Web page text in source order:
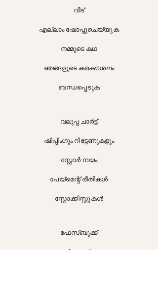
വീട്
എല്ലാം ഷോപ്പുചെയ്യുക
നമ്മുടെ കഥ
ഞങ്ങളുടെ കരകൗശലം
ബന്ധപ്പെടുക
വലുപ്പ ചാർട്ട്
ഷിപ്പിംഗും റിട്ടേണുകളും
സ്റ്റോർ നയം
പേയ്‌മെന്റ് രീതികൾ
സ്റ്റോക്കിസ്റ്റുകൾ
ഫേസ്ബുക്ക്
ഇൻസ്റ്റാഗ്രാം